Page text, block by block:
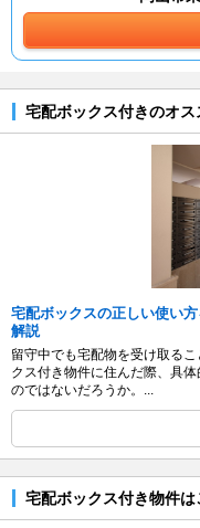
宅配ボックス付きのオス
宅配ボックスの正しい使い
解説
留守中でも宅配物を受け取る
クス付き物件に住んだ際、具
のではないだろうか。...
宅配ボックス付き物件